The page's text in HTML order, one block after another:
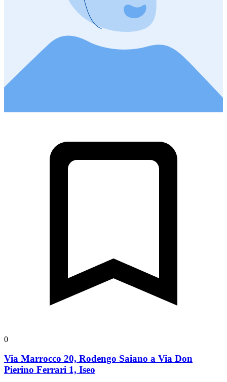
0
Via Marrocco 20, Rodengo Saiano a Via Don
Pierino Ferrari 1, Iseo